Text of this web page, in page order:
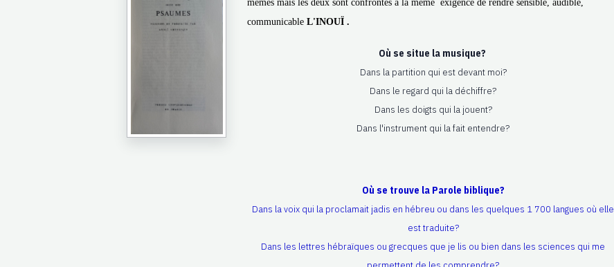
mêmes mais les deux sont confrontés à la même exigence de rendre sensible, audible,
communicableL'INOUÏ .
Où se situe la musique?
Dans la partition qui est devant moi?
Dans le regard qui la déchiffre?
Dans les doigts qui la jouent?
Dans l'instrument qui la fait entendre?
Où se trouve la Parole biblique?
Dans la voix qui la proclamait jadis en hébreu ou dans les quelques 1 700 langues où elle
est traduite?
Dans les lettres hébraïques ou grecques que je lis ou bien dans les sciences qui me